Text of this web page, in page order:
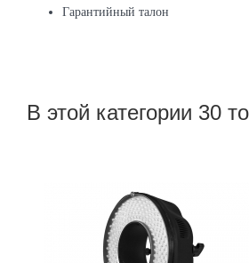
Гарантийный талон
В этой категории 30